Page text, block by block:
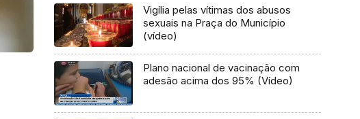
Vigília pelas vítimas dos abusos
sexuais na Praça do Município
(vídeo)
Plano nacional de vacinação com
adesão acima dos 95% (Vídeo)